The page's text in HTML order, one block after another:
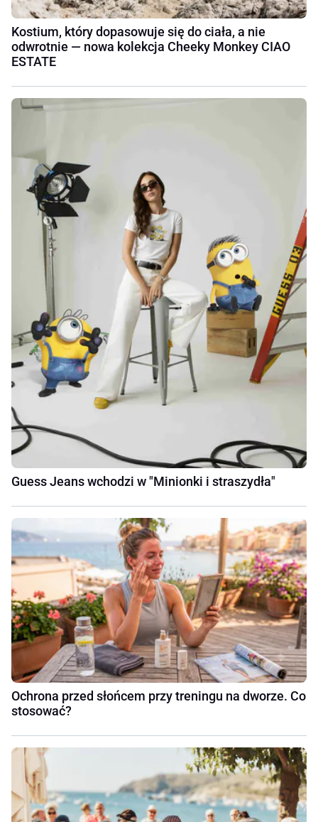
Kostium, który dopasowuje się do ciała, a nie
odwrotnie — nowa kolekcja Cheeky Monkey CIAO
ESTATE
Guess Jeans wchodzi w "Minionki i straszydła"
Ochrona przed słońcem przy treningu na dworze. Co
stosować?